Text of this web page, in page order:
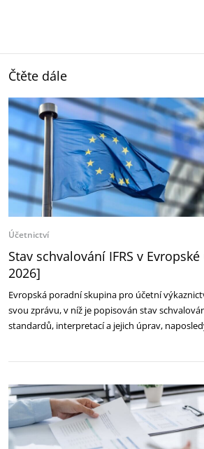
Čtěte dále
Účetnictví
Stav schvalování IFRS v
2026]
Evropská poradní skupina pro účetní
svou zprávu, v níž je popisován stav
standardů, interpretací a jejich úprav,